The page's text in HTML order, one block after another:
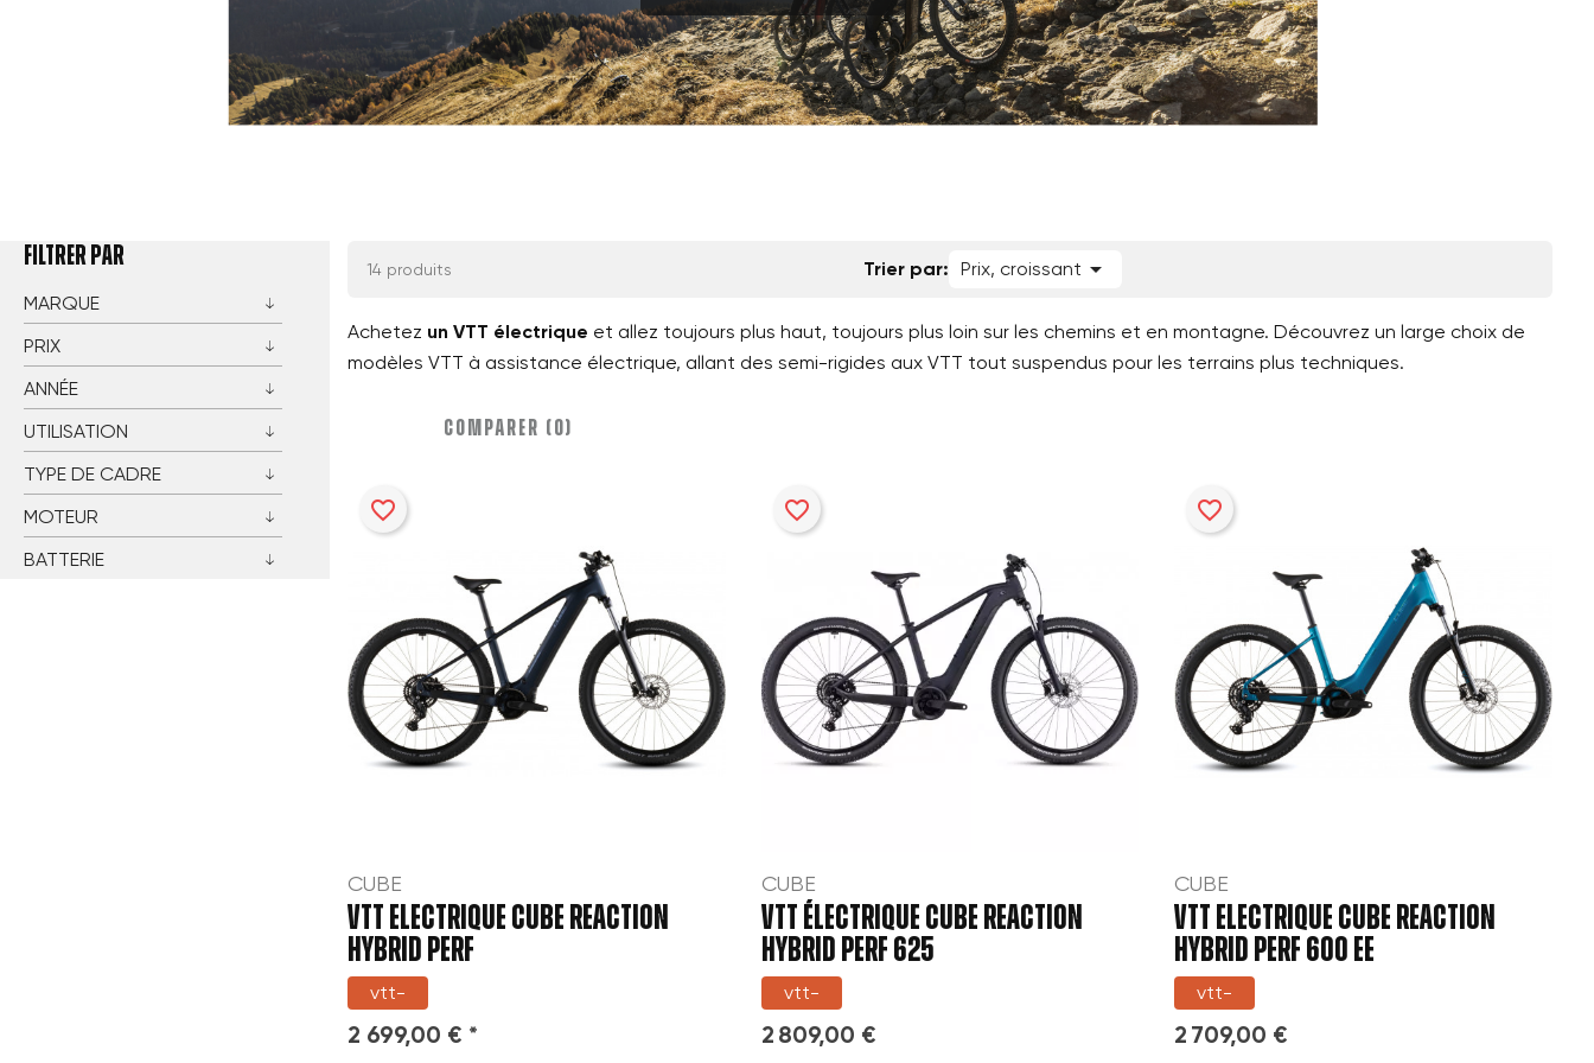
FILTRER PAR
MARQUE
PRIX
ANNÉE
UTILISATION
TYPE DE CADRE
MOTEUR
BATTERIE
14 produits Trier par: Prix, croissant 
Achetez un VTT électrique et allez toujours plus haut, toujours plus loin sur les chemins et en montagne. Découvrez un large choix de
modèles VTT à assistance électrique, allant des semi-rigides aux VTT tout suspendus pour les terrains plus techniques.
COMPARER (0)‎
CUBE
VTT electrique CUBE REACTION
HYBRID PERF
vtt-
2 699,00 € *
favorite_border
CUBE
VTT ÉLECTRIQUE CUBE REACTION
HYBRID PERF 625
vtt-
2 809,00 €
favorite_border
CUBE
VTT ELECTRIQUE CUBE REACTION
HYBRID PERF 600 EE
vtt-
2 709,00 €
favorite_border